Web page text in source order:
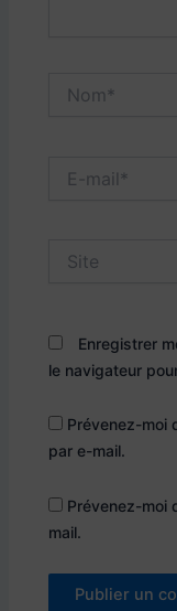
mail*
Enregistrer
le navigateur
Prévenez-moi
par e-mail.
Prévenez-moi
mail.